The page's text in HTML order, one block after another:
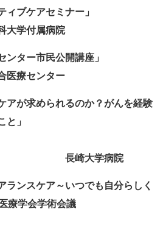
ティブケアセミナー」
学付属病院
療センター市民公開講座」
センター
アが求められるのか？がんを経験
伝えたいこと」
学病院
ランスケア～いつでも自分らしく
療学会学術会議